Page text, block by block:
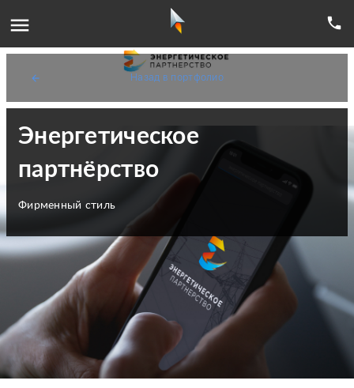
menu phone
arrow_back Назад в портфолио
Энергетическое
партнёрство
Фирменный стиль